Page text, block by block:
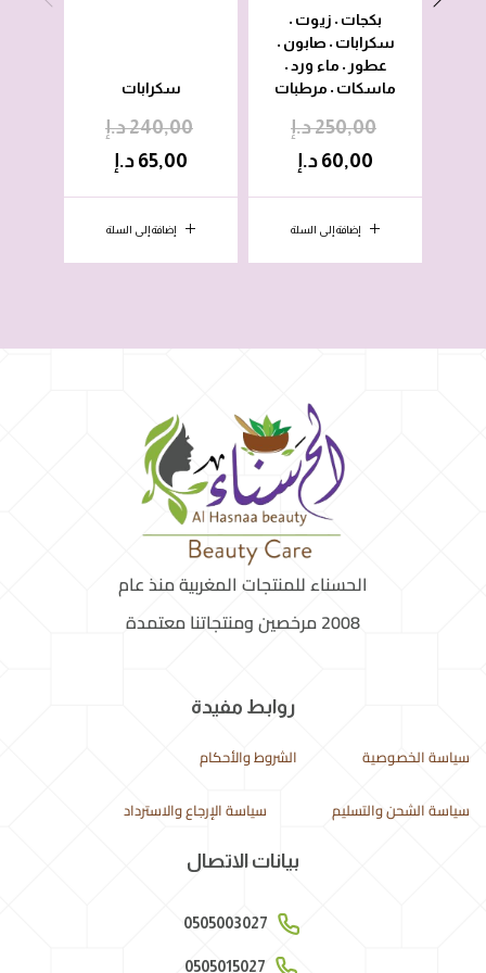
إضافة إلى السلة
بكجات • زيوت •
سكرابات • صابون •
عطور • ماء ورد •
ماسكات • مرطبات
250,00د.إ
60,00 د.إ
إضافة إلى السلة
سكرابات
240,00د.إ
65,00 د.إ
الحسناء للمنتجات المغربية منذ عام
2008 مرخصين ومنتجاتنا معتمدة
روابط مفيدة
سياسة الخصوصية الشروط والأحكام
سياسة الشحن والتسليم سياسة الإرجاع والاسترداد
بيانات الاتصال
0505003027
0505015027